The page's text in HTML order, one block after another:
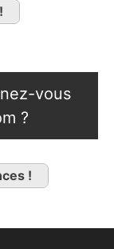
vous
?
!